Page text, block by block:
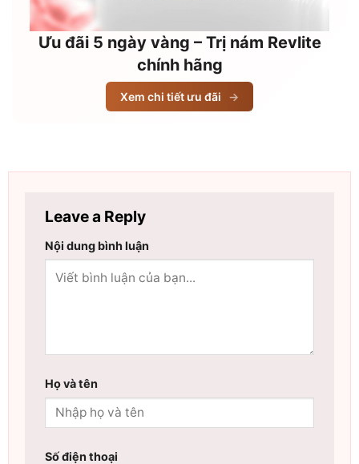
Ưu đãi 5 ngày vàng – Trị nám Revlite
chính hãng
Xem chi tiết ưu đãi →
Leave a Reply
Nội dung bình luận
Họ và tên
Số điện thoại